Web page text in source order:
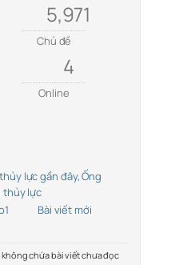
5,971
Chủ đề
4
Online
lực gần đây, Ống
thủy lực
Bài viết mới
không chứa bài viết chưa đọc